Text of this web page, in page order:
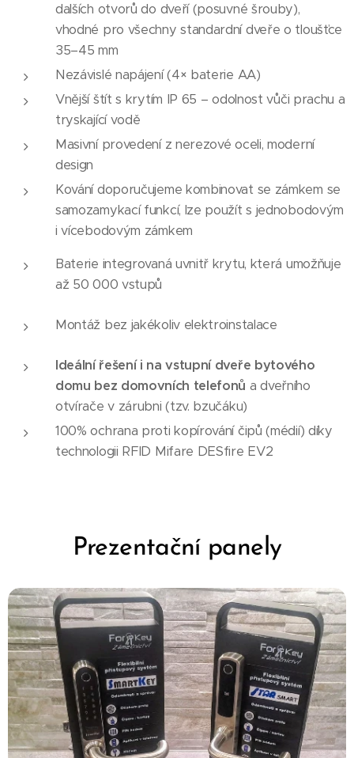
dalších otvorů do dveří (posuvné šrouby),
vhodné pro všechny standardní dveře o tloušťce
35–45 mm
Nezávislé napájení (4× baterie AA)
Vnější štít s krytím IP 65 – odolnost vůči prachu a
tryskající vodě
Masivní provedení z nerezové oceli, moderní
design
Kování doporučujeme kombinovat se zámkem se
samozamykací funkcí, lze použít s jednobodovým
i vícebodovým zámkem
Baterie integrovaná uvnitř krytu, která umožňuje
až 50 000 vstupů
Montáž bez jakékoliv elektroinstalace
Ideální řešení i na vstupní dveře bytového
domu bez domovních telefonů a dveřního
otvírače v zárubni (tzv. bzučáku)
100% ochrana proti kopírování čipů (médií) díky
technologii RFID Mifare DESfire EV2
Prezentační panely